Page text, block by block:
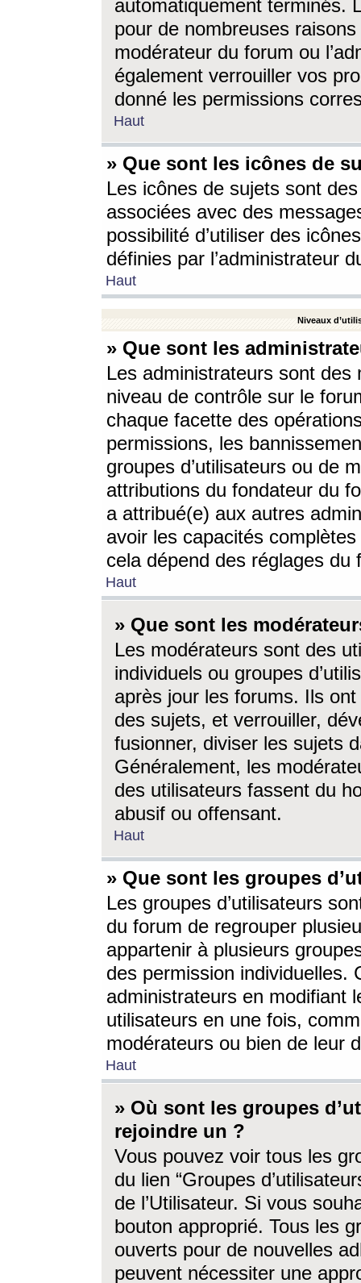
automatiquement terminés.
pour de nombreuses
modérateur du forum ou
également verrouiller vos
donné les permissions
Haut
» Que sont les icônes de
Les icônes de sujets sont
associées avec des
possibilité d’utiliser des
définies par l’administrateur
Haut
Niveaux
» Que sont les
Les administrateurs sont
niveau de contrôle sur le
chaque facette des
permissions, les
groupes d’utilisateurs ou de
attributions du fondateur du
a attribué(e) aux autres
avoir les capacités
cela dépend des réglages du
Haut
» Que sont les
Les modérateurs sont des
individuels ou groupes
après jour les forums. Ils ont
des sujets, et verrouiller,
fusionner, diviser les sujets
Généralement, les
des utilisateurs fassent du
abusif ou offensant.
Haut
» Que sont les groupes
Les groupes d’utilisateurs
du forum de regrouper
appartenir à plusieurs
des permission individuelles.
administrateurs en modifiant
utilisateurs en une fois,
modérateurs ou bien de leur
Haut
» Où sont les groupes
rejoindre un ?
Vous pouvez voir tous les
du lien “Groupes
de l’Utilisateur. Si vous
bouton approprié. Tous les
ouverts pour de nouvelles
peuvent nécessiter une